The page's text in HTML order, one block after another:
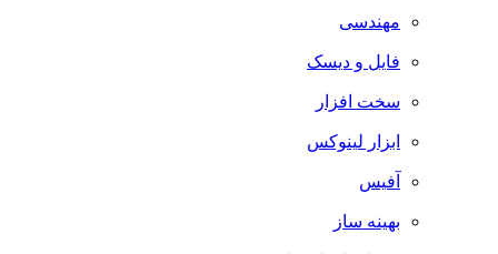
مهندسی
فایل و دیسک
سخت افزار
ابزار لینوکس
آفیس
بهینه ساز